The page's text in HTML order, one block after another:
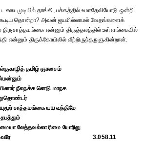
தாங்கி, பக்கத்தில் உமாதேவியோடு ஒன்றி
தொன்றா? அவன் ஐயமில்லாமல் வேதங்களைக்
என்னும் திருத்தலத்தில் உள்ளங்கையில்
என்னும் திருக்கோயிலில் வீற்றிருந்தருளுகின்றான்.
தமிழ் ஞானசம்
நீலநக்க னெடு மாநக
சாத்தமங்கை யய வந்திமே
லேத்தவல்லா ரிமை யோரிலு
3.058.11